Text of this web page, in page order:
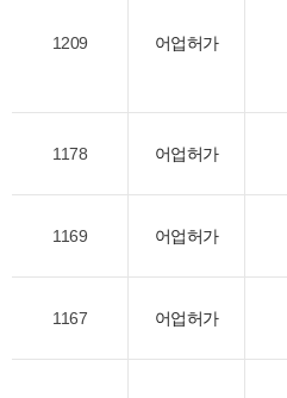
1209 어업허가
1178 어업허가
1169 어업허가
1167 어업허가